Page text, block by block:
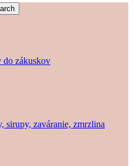
do zákuskov
sirupy, zaváranie, zmrzlina